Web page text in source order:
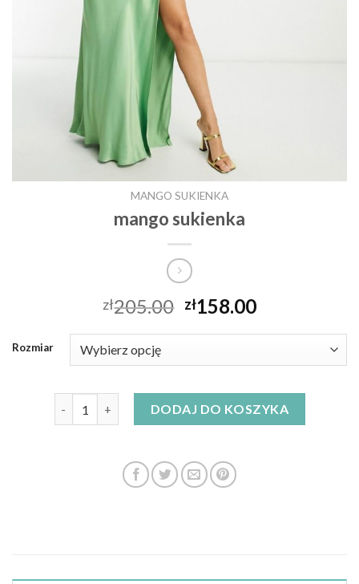
MANGO SUKIENKA
mango sukienka
zł205.00 zł158.00
Rozmiar
DODAJ DO KOSZYKA